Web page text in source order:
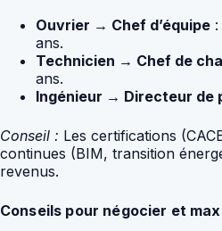
Ouvrier → Chef d’équipe
ans.
Technicien → Chef de
ans.
Ingénieur → Directeur de
Conseil : Les certifications
continues (BIM, transition
revenus.
Conseils pour négocier et